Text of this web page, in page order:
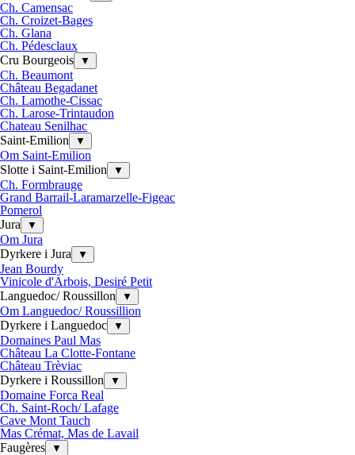
Ch. Camensac
Ch. Croizet-Bages
Ch. Glana
Ch. Pédesclaux
Cru Bourgeois
▼
Ch. Beaumont
Château Begadanet
Ch. Lamothe-Cissac
Ch. Larose-Trintaudon
Chateau Senilhac
Saint-Emilion
▼
Om Saint-Emilion
Slotte i Saint-Emilion
▼
Ch. Formbrauge
Grand Barrail-Laramarzelle-Figeac
Pomerol
Jura
▼
Om Jura
Dyrkere i Jura
▼
Jean Bourdy
Vinicole d'Arbois, Desiré Petit
Languedoc/ Roussillon
▼
Om Languedoc/ Roussillion
Dyrkere i Languedoc
▼
Domaines Paul Mas
Château La Clotte-Fontane
Château Trèviac
Dyrkere i Roussillon
▼
Domaine Forca Real
Ch. Saint-Roch/ Lafage
Cave Mont Tauch
Mas Crémat, Mas de Lavail
Faugères
▼